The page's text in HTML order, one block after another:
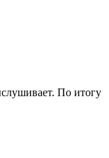
По итогу